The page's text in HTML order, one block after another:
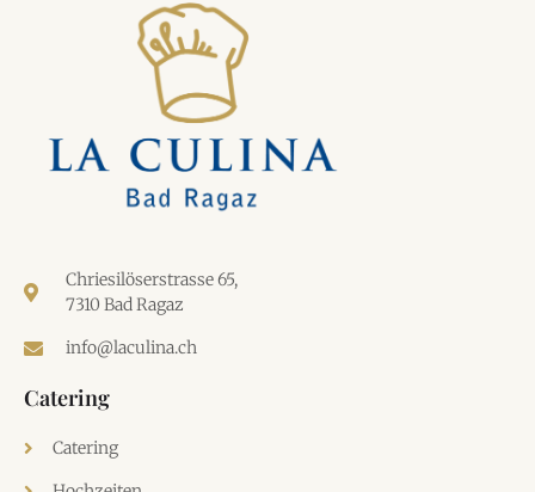
Chriesilöserstrasse 65,
7310 Bad Ragaz
info@laculina.ch
Catering
Catering